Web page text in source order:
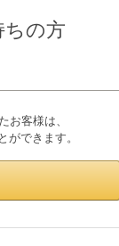
の方
客様は、
できます。